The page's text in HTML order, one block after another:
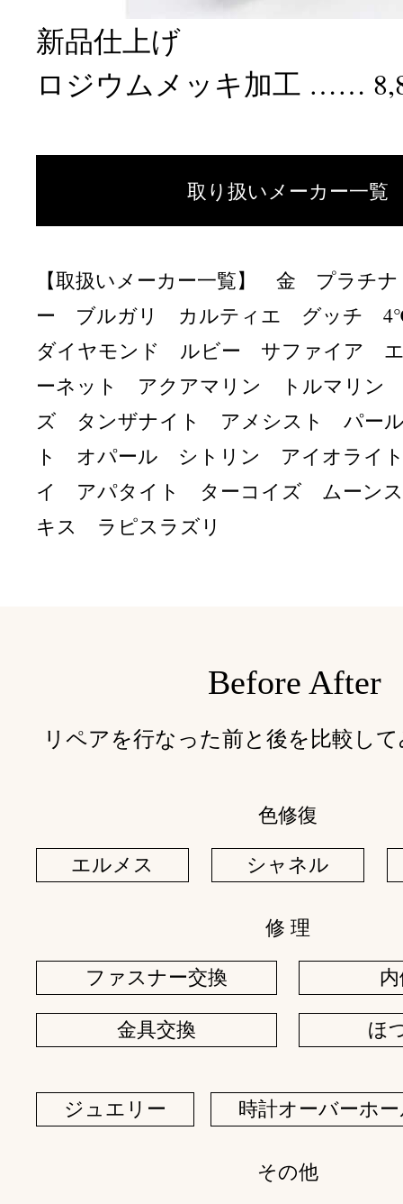
新品仕上げ
ロジウムメッキ加工 ……
取り扱いメーカー一覧
【取扱いメーカー一覧】 金 プラチ
ー ブルガリ カルティエ グッチ
ダイヤモンド ルビー サファイア
ーネット アクアマリン トルマリン
ズ タンザナイト アメシスト パー
ト オパール シトリン アイオライ
イ アパタイト ターコイズ ムーン
キス ラピスラズリ
Before After
リペアを行なった前と後を比較し
色修復
エルメス シャネル
修 理
ファスナー交換
金具交換 ほ
ジュエリー 時計オーバーホ
その他